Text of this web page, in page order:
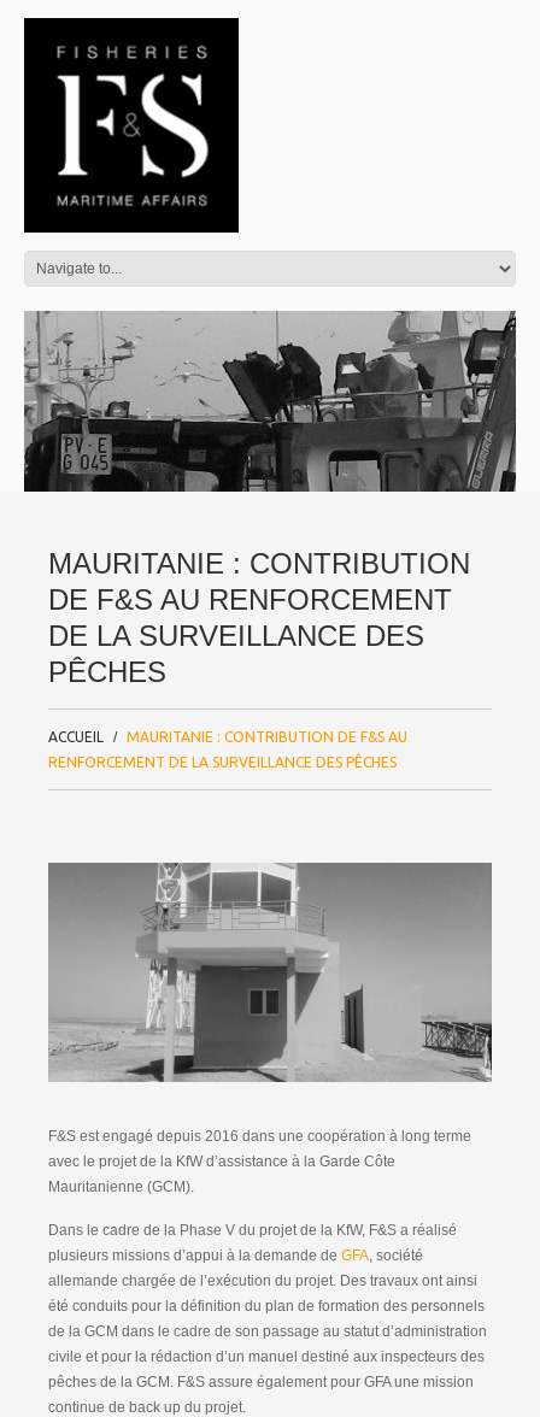
MAURITANIE : CONTRIBUTION
DE F&S AU RENFORCEMENT
DE LA SURVEILLANCE DES
PÊCHES
ACCUEIL
MAURITANIE : CONTRIBUTION DE F&S AU
RENFORCEMENT DE LA SURVEILLANCE DES PÊCHES
F&S est engagé depuis 2016 dans une coopération à long terme
avec le projet de la KfW d’assistance à la Garde Côte
Mauritanienne (GCM).
Dans le cadre de la Phase V du projet de la KfW, F&S a réalisé
plusieurs missions d’appui à la demande de GFA , société
allemande chargée de l’exécution du projet. Des travaux ont ainsi
été conduits pour la définition du plan de formation des personnels
de la GCM dans le cadre de son passage au statut d’administration
civile et pour la rédaction d’un manuel destiné aux inspecteurs des
pêches de la GCM. F&S assure également pour GFA une mission
continue de back up du projet.